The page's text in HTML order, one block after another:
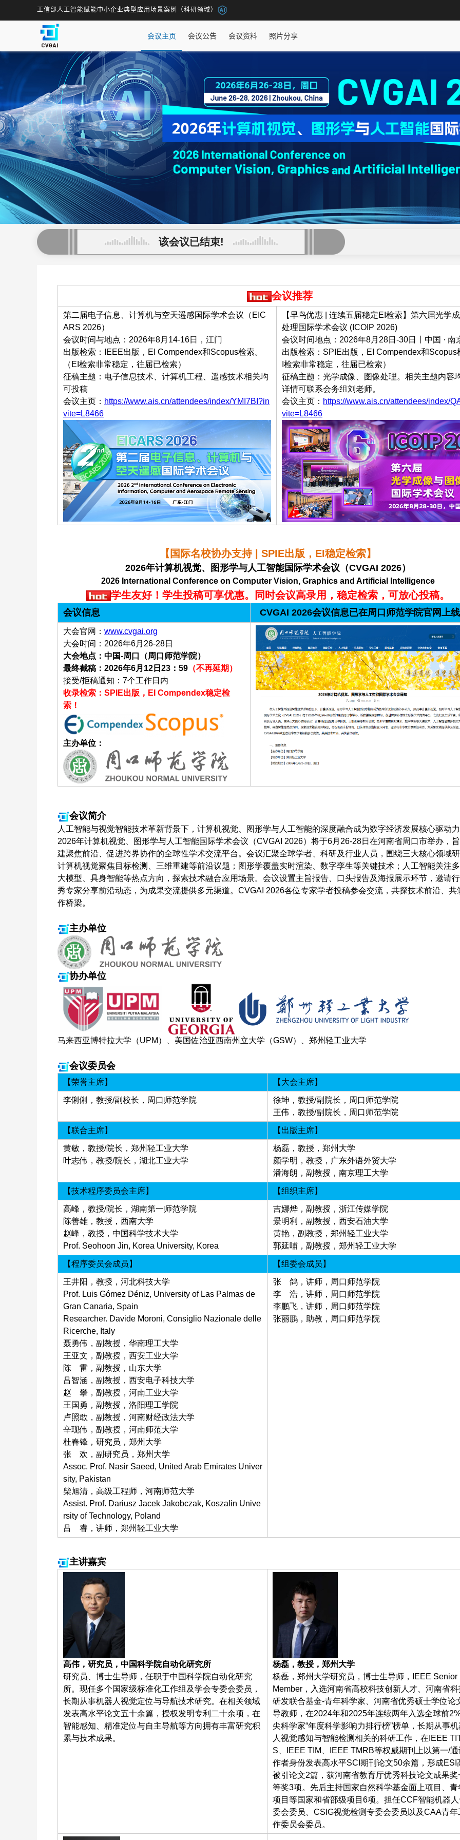
工信部人工智能赋能中小企业典型应用场景案例（科研领域）
会议主页 会议公告 会议资料 照片分享
该会议已结束!
会议推荐
第二届电子信息、计算机与空天遥感国际学术会议（EIC
ARS 2026）
会议时间与地点：2026年8月14-16日，江门
出版检索：IEEE出版，EI Compendex和Scopus检索。
（EI检索非常稳定，往届已检索）
征稿主题：电子信息技术、计算机工程、遥感技术相关均
可投稿
会议主页： https://www.ais.cn/attendees/index/YMI7BI?in
vite=L8466
【早鸟优惠 | 连续五届稳定EI检索】第六届光学
处理国际学术会议 (ICOIP 2026)
会议时间地点：2026年8月28日-30日丨中国 · 南
出版检索：SPIE出版，EI Compendex和Scopus
I检索非常稳定，往届已检索）
征稿主题：光学成像、图像处理。相关主题内容
详情可联系会务组刘老师。
会议主页： https://www.ais.cn/attendees/index/
vite=L8466
【国际名校协办支持 | SPIE出版，EI稳定检索】
2026年计算机视觉、图形学与人工智能国际学术会议（CVGAI 2026）
2026 International Conference on Computer Vision, Graphics and Artificial Intelligence
学生友好！学生投稿可享优惠。同时会议高录用，稳定检索，可放心投稿。
会议信息 CVGAI 2026会议信息已在周口师范学院官网上
大会官网： www.cvgai.org
大会时间：2026年6月26-28日
大会地点：中国-周口（周口师范学院）
最终截稿：2026年6月12日23：59 （不再延期）
接受/拒稿通知：7个工作日内
收录检索：SPIE出版，EI Compendex稳定检
索！
主办单位：
会议简介
人工智能与视觉智能技术革新背景下，计算机视觉、图形学与人工智能的深度融合成为数字经济发展核心驱动
2026年计算机视觉、图形学与人工智能国际学术会议（CVGAI 2026）将于6月26-28日在河南省周口市举办，
建聚焦前沿、促进跨界协作的全球性学术交流平台。会议汇聚全球学者、科研及行业人员，围绕三大核心领域
计算机视觉聚焦目标检测、三维重建等前沿议题；图形学覆盖实时渲染、数字孪生等关键技术；人工智能关注
大模型、具身智能等热点方向，探索技术融合应用场景。会议设置主旨报告、口头报告及海报展示环节，邀请
秀专家分享前沿动态，为成果交流提供多元渠道。CVGAI 2026各位专家学者投稿参会交流，共探技术前沿、共
作桥梁。
主办单位
协办单位
马来西亚博特拉大学（UPM）、美国佐治亚西南州立大学（GSW）、郑州轻工业大学
会议委员会
【荣誉主席】 【大会主席】
李俐俐，教授/副校长，周口师范学院
徐坤，教授/副院长，周口师范学院
王伟，教授/副院长，周口师范学院
【联合主席】 【出版主席】
黄敏，教授/院长，郑州轻工业大学
叶志伟，教授/院长，湖北工业大学
杨磊，教授，郑州大学
颜学明，教授，广东外语外贸大学
潘海朗，副教授，南京理工大学
【技术程序委员会主席】 【组织主席】
高峰，教授/院长，湖南第一师范学院
陈善雄，教授，西南大学
赵峰，教授，中国科学技术大学
Prof. Seohoon Jin, Korea University, Korea
吉娜烨，副教授，浙江传媒学院
景明利，副教授，西安石油大学
黄艳，副教授，郑州轻工业大学
郭延哺，副教授，郑州轻工业大学
【程序委员会成员】 【组委会成员】
王井阳，教授，河北科技大学
Prof. Luis Gómez Déniz, University of Las Palmas de
Gran Canaria, Spain
Researcher. Davide Moroni, Consiglio Nazionale delle
Ricerche, Italy
聂勇伟，副教授，华南理工大学
王亚文，副教授，西安工业大学
陈 雷，副教授，山东大学
吕智涵，副教授，西安电子科技大学
赵 攀，副教授，河南工业大学
王国勇，副教授，洛阳理工学院
卢照敢，副教授，河南财经政法大学
辛现伟，副教授，河南师范大学
杜春锋，研究员，郑州大学
张 欢，副研究员，郑州大学
Assoc. Prof. Nasir Saeed, United Arab Emirates Univer
sity, Pakistan
柴旭清，高级工程师‍，河南师范大学
Assist. Prof. Dariusz Jacek Jakobczak, Koszalin Unive
rsity of Technology, Poland
吕 睿，讲师，郑州轻工业大学
张 鸽，讲师，周口师范学院
李 浩，讲师，周口师范学院
李鹏飞，讲师，周口师范学院
张丽鹏，助教，周口师范学院
主讲嘉宾
高伟，研究员，中国科学院自动化研究所
研究员、博士生导师，任职于中国科学院自动化研究
所。现任多个国家级标准化工作组及学会专委会委员，
长期从事机器人视觉定位与导航技术研究。在相关领域
发表高水平论文五十余篇，授权发明专利二十余项，在
智能感知、精准定位与自主导航等方向拥有丰富研究积
累与技术成果。
杨磊，教授，郑州大学
杨磊，郑州大学研究员，博士生导师，IEEE Senior
Member，入选河南省高校科技创新人才、河南省科
研发联合基金-青年科学家、河南省优秀硕士学位论
导教师，在2024年和2025年连续两年入选全球前
尖科学家“年度科学影响力排行榜”榜单，长期从事
人视觉感知与智能检测相关的科研工作，在IEEE
S、IEEE TIM、IEEE TMRB等权威期刊上以第一/通
作者身份发表高水平SCI期刊论文50余篇，形成ESI
被引论文2篇，获河南省教育厅优秀科技论文成果奖
等奖3项。先后主持国家自然科学基金面上项目、青
项目等国家和省部级项目6项。担任CCF智能机器
委会委员、CSIG视觉检测专委会委员以及CAA青年
作委员会委员。